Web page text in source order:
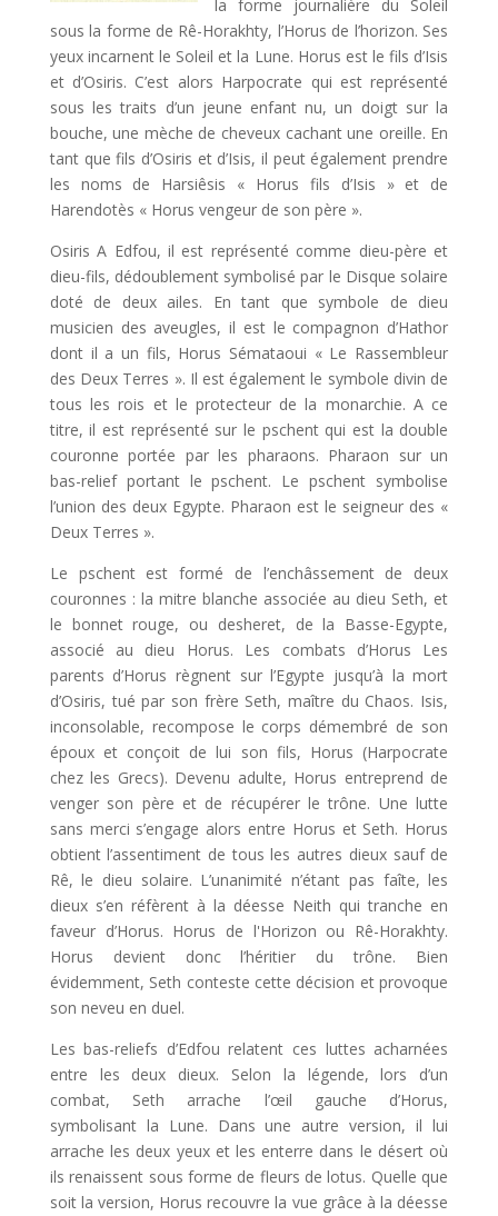
la forme journalière du Soleil
sous la forme de Rê-Horakhty, l’Horus de l’horizon. Ses
yeux incarnent le Soleil et la Lune. Horus est le fils d’Isis
et d’Osiris. C’est alors Harpocrate qui est représenté
sous les traits d’un jeune enfant nu, un doigt sur la
bouche, une mèche de cheveux cachant une oreille. En
tant que fils d’Osiris et d’Isis, il peut également prendre
les noms de Harsiêsis « Horus fils d’Isis » et de
Harendotès « Horus vengeur de son père ».
Osiris A Edfou, il est représenté comme dieu-père et
dieu-fils, dédoublement symbolisé par le Disque solaire
doté de deux ailes. En tant que symbole de dieu
musicien des aveugles, il est le compagnon d’Hathor
dont il a un fils, Horus Sémataoui « Le Rassembleur
des Deux Terres ». Il est également le symbole divin de
tous les rois et le protecteur de la monarchie. A ce
titre, il est représenté sur le pschent qui est la double
couronne portée par les pharaons. Pharaon sur un
bas-relief portant le pschent. Le pschent symbolise
l’union des deux Egypte. Pharaon est le seigneur des «
Deux Terres ».
Le pschent est formé de l’enchâssement de deux
couronnes : la mitre blanche associée au dieu Seth, et
le bonnet rouge, ou desheret, de la Basse-Egypte,
associé au dieu Horus. Les combats d’Horus Les
parents d’Horus règnent sur l’Egypte jusqu’à la mort
d’Osiris, tué par son frère Seth, maître du Chaos. Isis,
inconsolable, recompose le corps démembré de son
époux et conçoit de lui son fils, Horus (Harpocrate
chez les Grecs). Devenu adulte, Horus entreprend de
venger son père et de récupérer le trône. Une lutte
sans merci s’engage alors entre Horus et Seth. Horus
obtient l’assentiment de tous les autres dieux sauf de
Rê, le dieu solaire. L’unanimité n’étant pas faîte, les
dieux s’en réfèrent à la déesse Neith qui tranche en
faveur d’Horus. Horus de l'Horizon ou Rê-Horakhty.
Horus devient donc l’héritier du trône. Bien
évidemment, Seth conteste cette décision et provoque
son neveu en duel.
Les bas-reliefs d’Edfou relatent ces luttes acharnées
entre les deux dieux. Selon la légende, lors d’un
combat, Seth arrache l’œil gauche d’Horus,
symbolisant la Lune. Dans une autre version, il lui
arrache les deux yeux et les enterre dans le désert où
ils renaissent sous forme de fleurs de lotus. Quelle que
soit la version, Horus recouvre la vue grâce à la déesse